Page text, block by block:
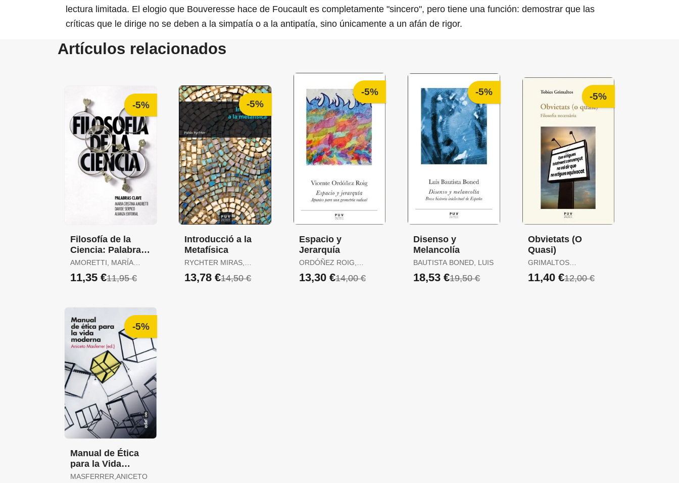
lectura limitada. El elogio que Bouveresse hace de Foucault es completamente "sincero", pero tiene una función: demostrar que las
críticas que le dirige no se deben a la simpatía o a la antipatía, sino únicamente a un afán de rigor.
Artículos relacionados
-5%
Filosofía de la
Ciencia: Palabras
Clave
AMORETTI, MARÍA
DAVIDE
11,95 €
11,35 €
-5%
Introducció a la
Metafísica
RYCHTER MIRAS,
14,50 €
13,78 €
-5%
Espacio y
Jerarquía
ORDÓÑEZ ROIG,
14,00 €
13,30 €
-5%
Disenso y
Melancolía
BAUTISTA BONED, LUIS
19,50 €
18,53 €
-5%
Obvietats (O
Quasi)
GRIMALTOS
12,00 €
11,40 €
-5%
Manual de Ética
para la Vida
Moderna
MASFERRER,ANICETO